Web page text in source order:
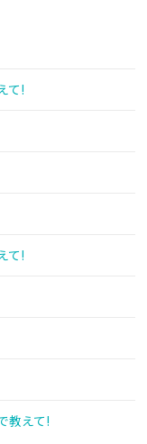
て!
て!
教えて!